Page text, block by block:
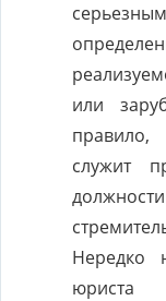
или
служит
Нередко
юриста